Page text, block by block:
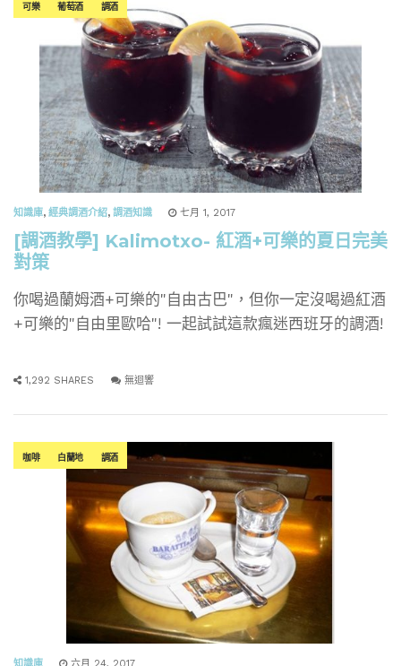
可樂 葡萄酒 調酒
知識庫, 經典調酒介紹, 調酒知識 七月 1, 2017
[調酒教學] Kalimotxo- 紅酒+可樂的夏日完美
對策
你喝過蘭姆酒+可樂的"自由古巴"，但你一定沒喝過紅酒
+可樂的"自由里歐哈"! 一起試試這款瘋迷西班牙的調酒!
1,292 SHARES 無迴響
咖啡 白蘭地 調酒